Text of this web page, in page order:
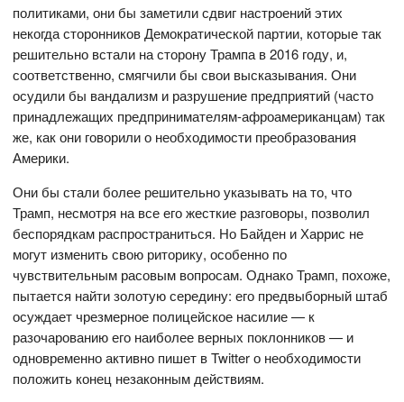
политиками, они бы заметили сдвиг настроений этих
некогда сторонников Демократической партии, которые так
решительно встали на сторону Трампа в 2016 году, и,
соответственно, смягчили бы свои высказывания. Они
осудили бы вандализм и разрушение предприятий (часто
принадлежащих предпринимателям-афроамериканцам) так
же, как они говорили о необходимости преобразования
Америки.
Они бы стали более решительно указывать на то, что
Трамп, несмотря на все его жесткие разговоры, позволил
беспорядкам распространиться. Но Байден и Харрис не
могут изменить свою риторику, особенно по
чувствительным расовым вопросам. Однако Трамп, похоже,
пытается найти золотую середину: его предвыборный штаб
осуждает чрезмерное полицейское насилие — к
разочарованию его наиболее верных поклонников — и
одновременно активно пишет в Twitter о необходимости
положить конец незаконным действиям.